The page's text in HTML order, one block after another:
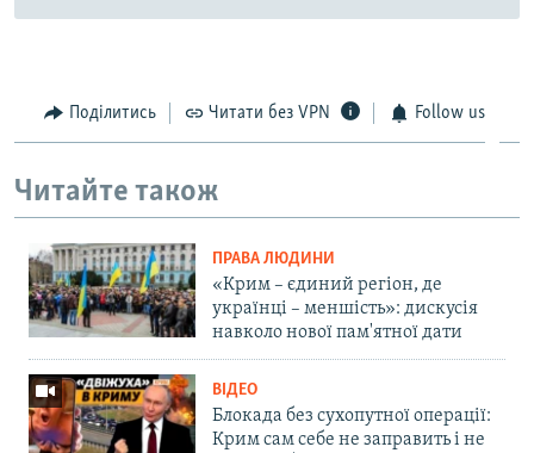
Поділитись Читати без VPN Follow us
Читайте також
ПРАВА ЛЮДИНИ
«Крим – єдиний регіон, де
українці – меншість»: дискусія
навколо нової пам'ятної дати
ВІДЕО
Блокада без сухопутної операції:
Крим сам себе не заправить і не